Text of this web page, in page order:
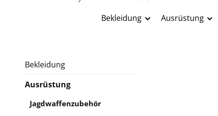
Bekleidung Ausrüstung
Bekleidung
Ausrüstung
Jagdwaffenzubehör